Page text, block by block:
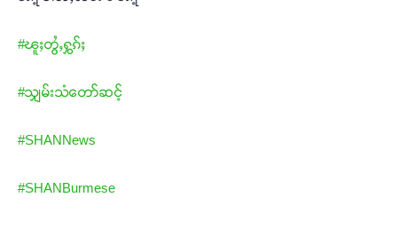
#ၽူႈတွႆႇႁွၵ်ႈ
#သျှမ်းသံတော်ဆင့်
#SHANNews
#SHANBurmese